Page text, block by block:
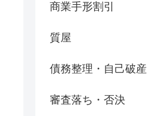
商業手形割引
質屋
債務整理・自己破産
審査落ち・否決